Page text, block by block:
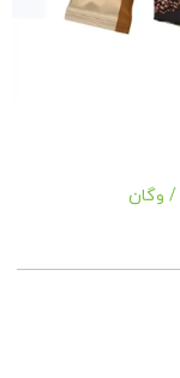
/ وگان